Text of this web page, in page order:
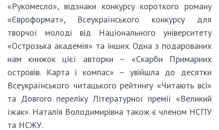
«Рукомесло», відзнаки конкурсу короткого роману
«Євроформат», Всеукраїнського конкурсу для
творчої молоді від Національного університету
«Острозька академія» та інших. Одна з подарованих
нам книжок цієї авторки – «Скарби Примарних
островів. Карта і компас» – увійшла до десятки
Всеукраїнського читацького рейтингу «Читають всі»
та Довгого переліку Літературної премії «Великий
їжак». Наталія Володимирівна також є членом НСПУ
та НСЖУ.